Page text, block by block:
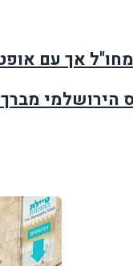
אך עם
הירושלמי